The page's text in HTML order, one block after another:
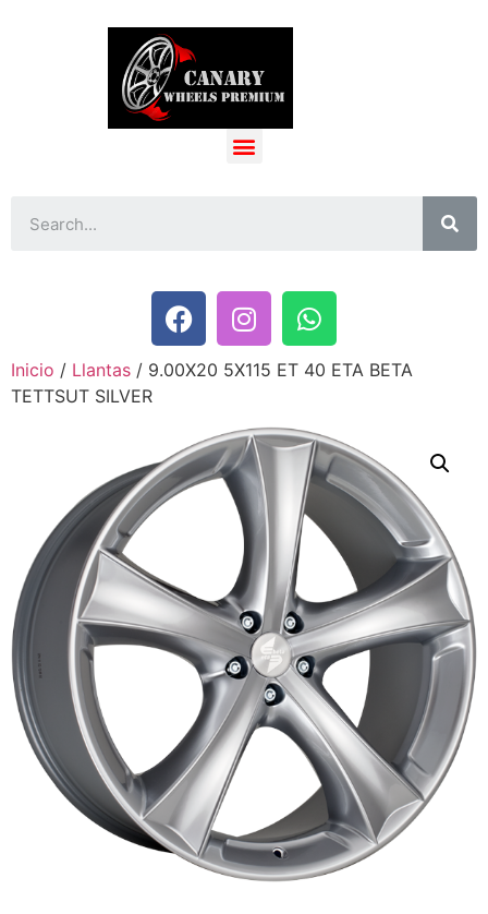
Inicio / Llantas / 9.00X20 5X115 ET 40 ETA BETA
TETTSUT SILVER